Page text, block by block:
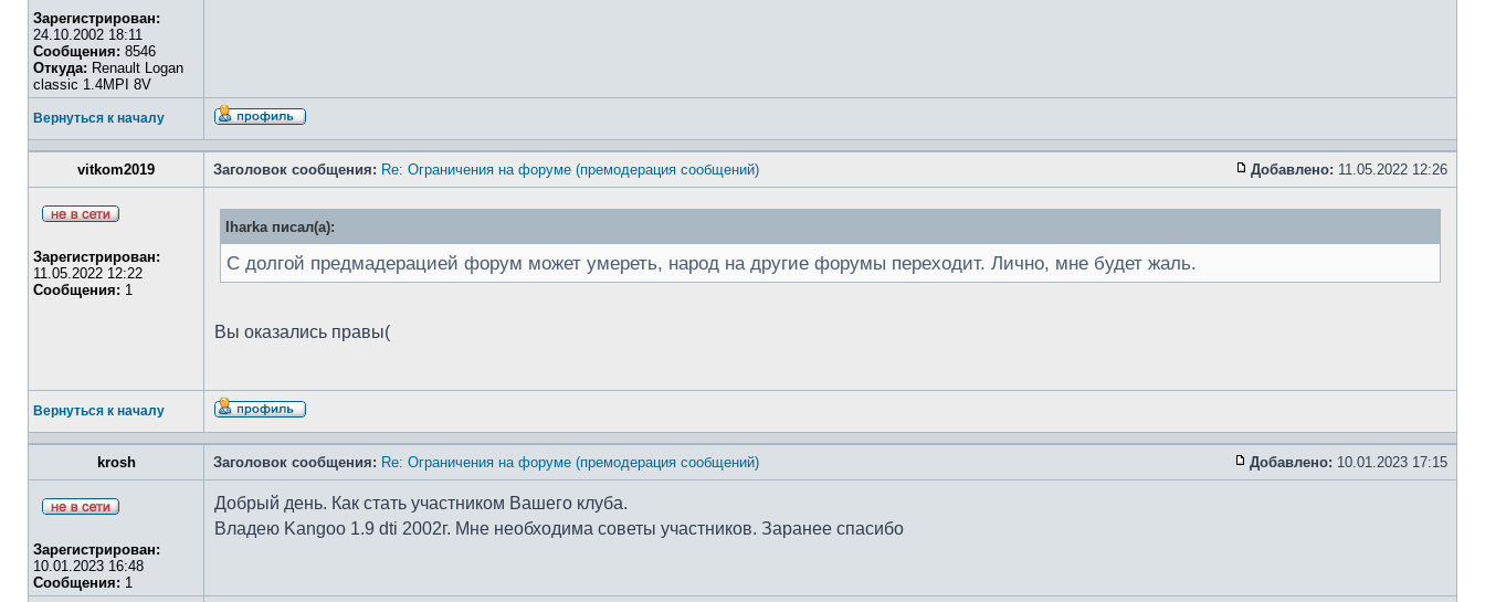
Зарегистрирован:
24.10.2002 18:11
Сообщения: 8546
Откуда: Renault Logan
classic 1.4MPI 8V
Вернуться к началу
vitkom2019 Заголовок сообщения: Re: Ограничения на форуме (премодерация сообщений) Добавлено: 11.05.2022 12:26
Зарегистрирован:
11.05.2022 12:22
Сообщения: 1
Iharka писал(а):
С долгой предмадерацией форум может умереть, народ на другие форумы переходит. Лично, мне будет жаль.
Вы оказались правы(
Вернуться к началу
krosh Заголовок сообщения: Re: Ограничения на форуме (премодерация сообщений) Добавлено: 10.01.2023 17:15
Зарегистрирован:
10.01.2023 16:48
Сообщения: 1
Добрый день. Как стать участником Вашего клуба.
Владею Kangoo 1.9 dti 2002г. Мне необходима советы участников. Заранее спасибо